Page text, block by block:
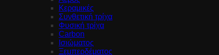
Κεραμικές
Συνθετική τρίχα
Φυσική τρίχα
Carbon
Ισιώματος
Ξεμπερδέματος